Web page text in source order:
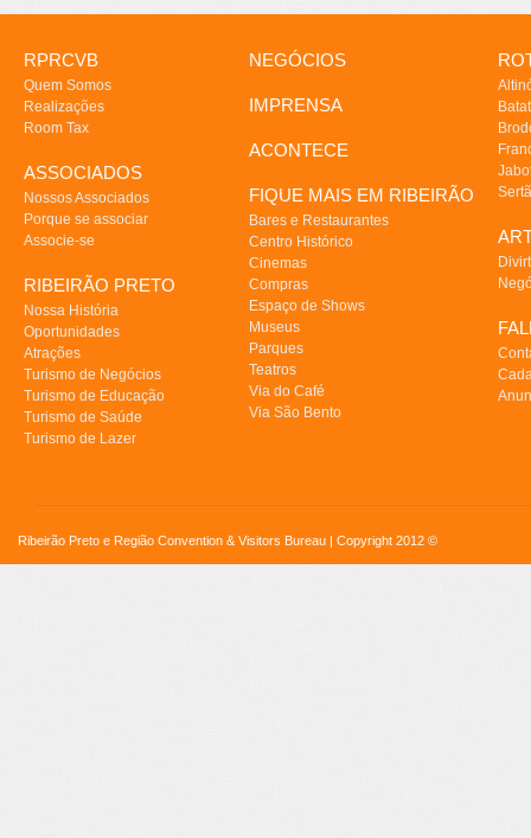
RPRCVB
Quem Somos
Realizações
Room Tax
ASSOCIADOS
Nossos Associados
Porque se associar
Associe-se
RIBEIRÃO PRETO
Nossa História
Oportunidades
Atrações
Turismo de Negócios
Turismo de Educação
Turismo de Saúde
Turismo de Lazer
NEGÓCIOS
IMPRENSA
ACONTECE
FIQUE MAIS EM RIBEIRÃO
Bares e Restaurantes
Centro Histórico
Cinemas
Compras
Espaço de Shows
Museus
Parques
Teatros
Via do Café
Via São Bento
Ribeirão Preto e Região Convention & Visitors Bureau | Copyright 2012 ©